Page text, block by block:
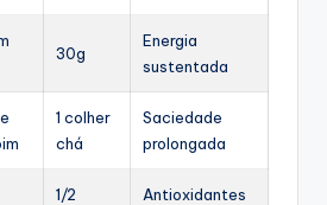
30g
Energia
sustentada
1 colher
chá
Saciedade
prolongada
1/2
Antioxidantes